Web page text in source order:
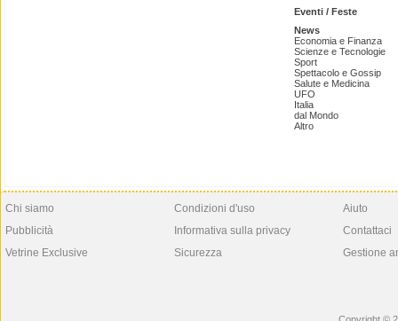
Eventi / Feste
News
Economia e Finanza
Scienze e Tecnologie
Sport
Spettacolo e Gossip
Salute e Medicina
UFO
Italia
dal Mondo
Altro
Chi siamo
Pubblicità
Vetrine Exclusive
Condizioni d'uso
Informativa sulla privacy
Sicurezza
Aiuto
Contattaci
Gestione